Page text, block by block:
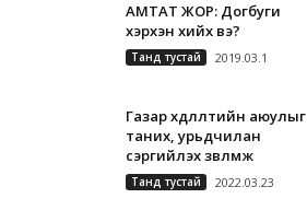
АМТАТ ЖОР: Догбуги
хэрхэн хийх вэ?
Танд тустай 2019.03.1
Газар хөдлөлтийн аюулыг
таних, урьдчилан
сэргийлэх зөвлөмж
Танд тустай 2022.03.23